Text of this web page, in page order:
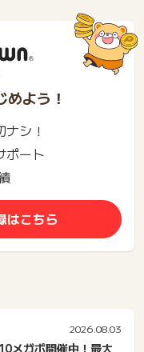
よう！
シ！
ポート
はこちら
2026.08.03
メガポ開催中！最大